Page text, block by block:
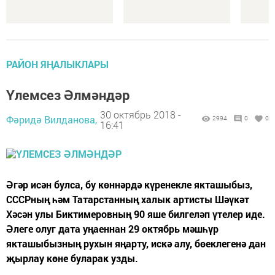
РАЙОН ЯҢАЛЫКЛАРЫ
Үлемсез Әлмәндәр
Фәридә Вилданова, 30 октябрь 2018 -
16:41
2994 0 0
Әгәр исән булса, бу көннәрдә күренекле якташыбыз,
СССРның һәм Татарстанның халык артисты Шәүкәт
Хәсән улы Биктимеровның 90 яше билгеләп үтелер иде.
Әлеге олуг дата уңаеннан 29 октябрь мәшһүр
якташыбызның рухын яңарту, искә алу, бөеклегенә дан
җырлау көне буларак узды.